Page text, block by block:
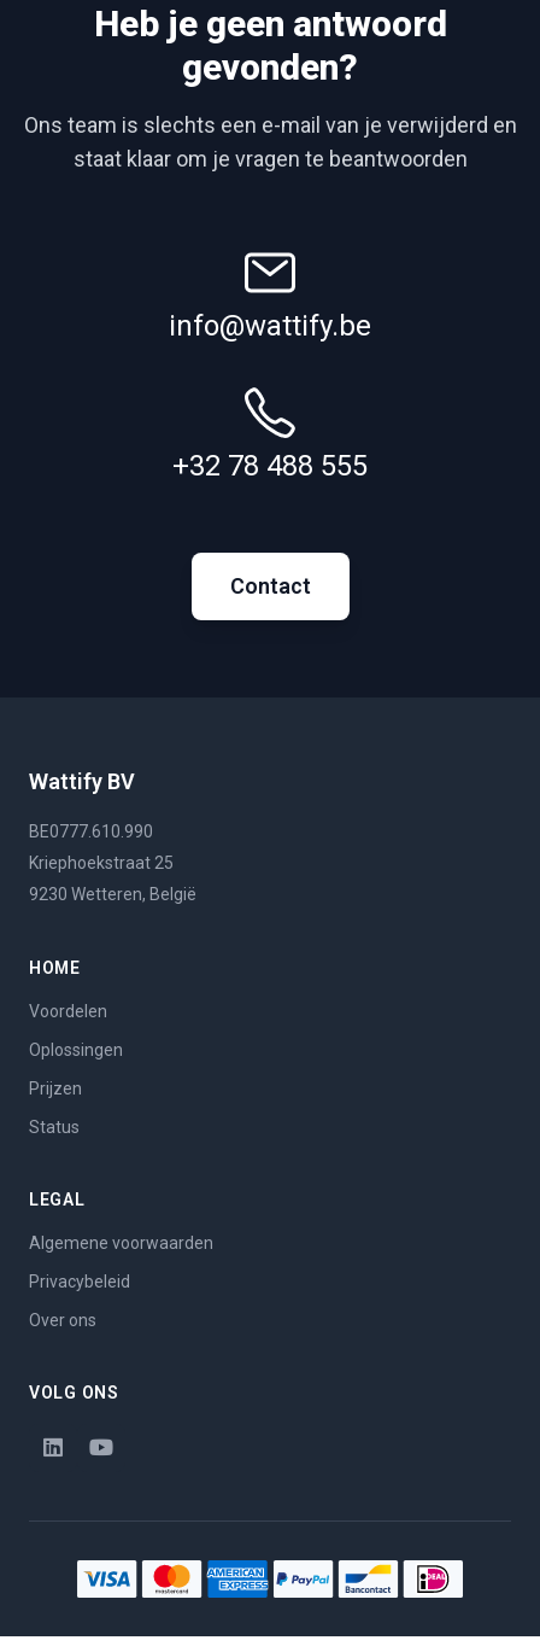
Heb je geen antwoord
gevonden?
Ons team is slechts een e-mail van je verwijderd en
staat klaar om je vragen te beantwoorden
info@wattify.be
+32 78 488 555
Contact
Wattify BV
BE0777.610.990
Kriephoekstraat 25
9230 Wetteren, België
HOME
Voordelen
Oplossingen
Prijzen
Status
LEGAL
Algemene voorwaarden
Privacybeleid
Over ons
VOLG ONS